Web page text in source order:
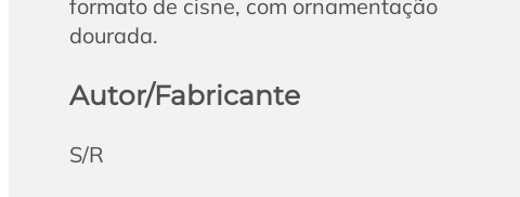
formato de cisne, com ornamentação
dourada.
Autor/Fabricante
S/R